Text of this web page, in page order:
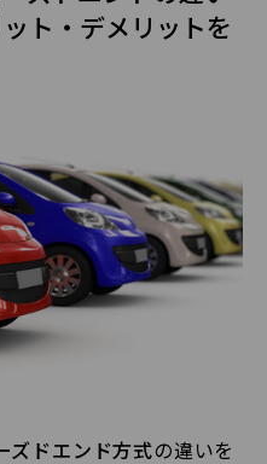
ト・デメリットを
ズドエンド方式の違いを